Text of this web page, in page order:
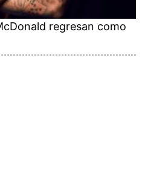
regresan como